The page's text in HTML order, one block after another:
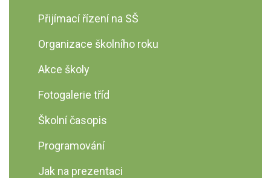
Prvouka
Anglický jazyk
Přijímací řízení na SŠ
Organizace školního roku
Akce školy
Fotogalerie tříd
Školní časopis
Programování
Jak na prezentaci